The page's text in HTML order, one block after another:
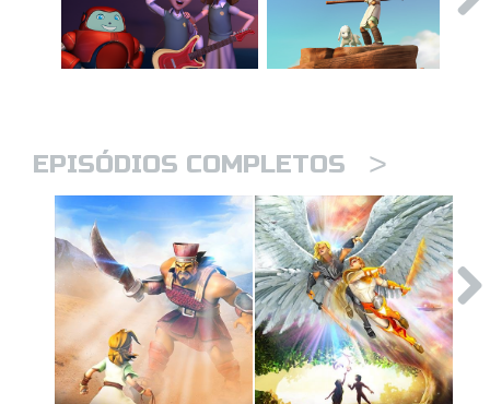
EPISÓDIOS COMPLETOS >